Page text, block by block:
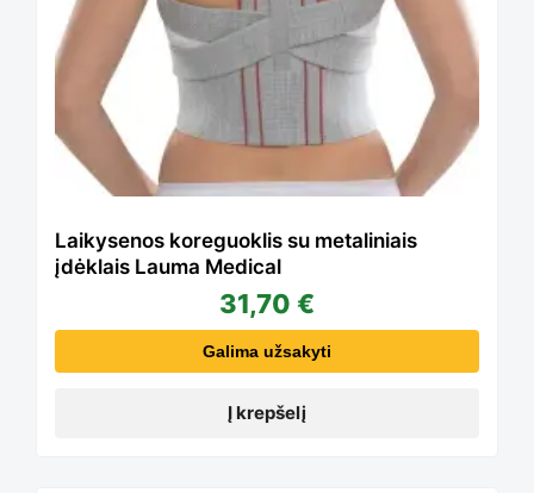
Laikysenos koreguoklis su metaliniais
įdėklais Lauma Medical
31,70 €
Galima užsakyti
Į krepšelį